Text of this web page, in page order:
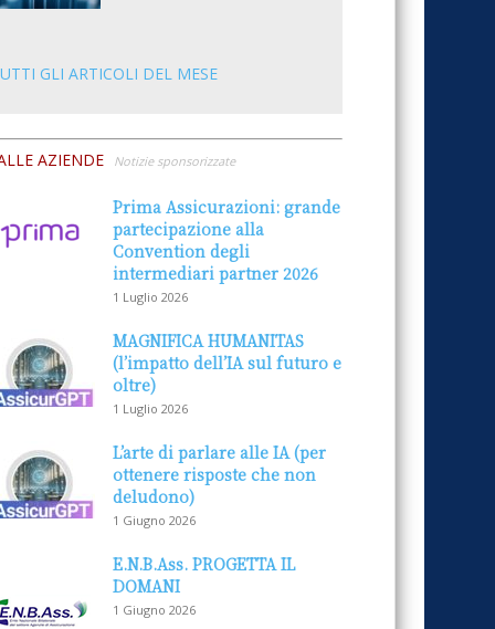
GLI ARTICOLI DEL MESE
AZIENDE Notizie sponsorizzate
Prima Assicurazioni: grande
partecipazione alla
Convention degli
intermediari partner 2026
1 Luglio 2026
MAGNIFICA HUMANITAS
(l’impatto dell’IA sul futuro e
oltre)
1 Luglio 2026
L’arte di parlare alle IA (per
ottenere risposte che non
deludono)
1 Giugno 2026
E.N.B.Ass. PROGETTA IL
DOMANI
1 Giugno 2026